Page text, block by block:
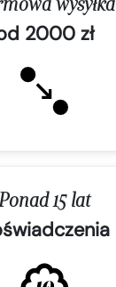
2000 zł
Ponad 15 lat